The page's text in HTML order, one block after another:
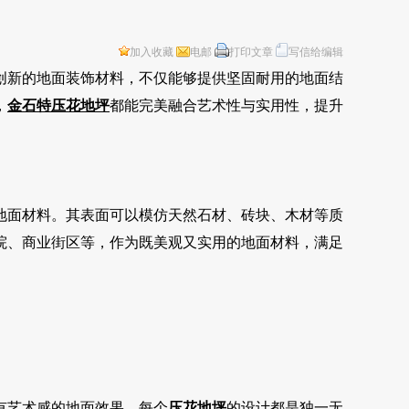
加入收藏 电邮 打印文章 写信给编辑
新的地面装饰材料，不仅能够提供坚固耐用的地面结
金石特压花地坪都能完美融合艺术性与实用性，提升
材料。其表面可以模仿天然石材、砖块、木材等质
商业街区等，作为既美观又实用的地面材料，满足